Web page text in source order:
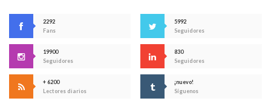
2292
Fans
5992
Seguidores
19900
Seguidores
830
Seguidores
+ 6200
Lectores diarios
¡nuevo!
Síguenos